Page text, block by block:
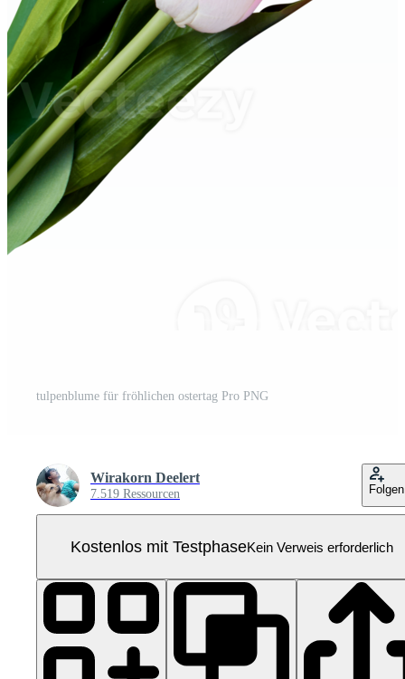
tulpenblume für fröhlichen ostertag Pro PNG
Wirakorn Deelert
7.519 Ressourcen Folgen
Kostenlos mit TestphaseKein Verweis erforderlich